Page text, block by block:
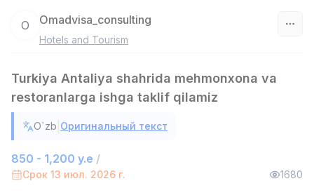
Работник склада
4,280,000 sum/
Full time job
Ish joyidan
O Omadvisa_consulting
Hotels and Tourism
Turkiya Antaliya shahrida mehmonxona va
restoranlarga ishga taklif qilamiz
O`zb Оригинальный текст
850 - 1,200 y.e /
Срок 13 июл. 2026 г. 1680